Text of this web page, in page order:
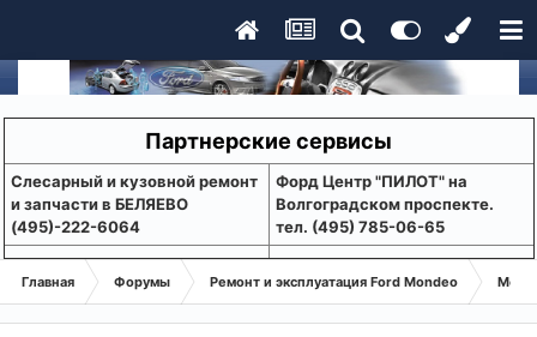
Партнерские сервисы
Слесарный и кузовной ремонт
и запчасти в БЕЛЯЕВО
(495)-222-6064
Форд Центр "ПИЛОТ" на
Волгоградском проспекте.
тел. (495) 785-06-65
Главная Форумы Ремонт и эксплуатация Ford Mondeo